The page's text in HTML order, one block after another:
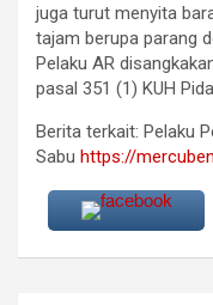
juga turut menyita
tajam berupa parang
Pelaku AR
pasal 351 (1) KUH
Berita terkait: Pelaku
Sabu https://